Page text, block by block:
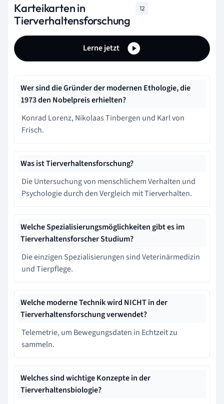
Karteikarten in
Tierverhaltensforschung
12
Lerne jetzt
Wer sind die Gründer der modernen Ethologie, die
1973 den Nobelpreis erhielten?
Konrad Lorenz, Nikolaas Tinbergen und Karl von
Frisch.
Was ist Tierverhaltensforschung?
Die Untersuchung von menschlichem Verhalten und
Psychologie durch den Vergleich mit Tierverhalten.
Welche Spezialisierungsmöglichkeiten gibt es im
Tierverhaltensforscher Studium?
Die einzigen Spezialisierungen sind Veterinärmedizin
und Tierpflege.
Welche moderne Technik wird NICHT in der
Tierverhaltensforschung verwendet?
Telemetrie, um Bewegungsdaten in Echtzeit zu
sammeln.
Welches sind wichtige Konzepte in der
Tierverhaltensbiologie?